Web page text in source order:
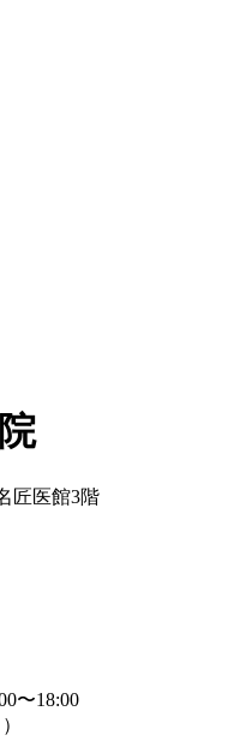
匠医館3階
〜18:00